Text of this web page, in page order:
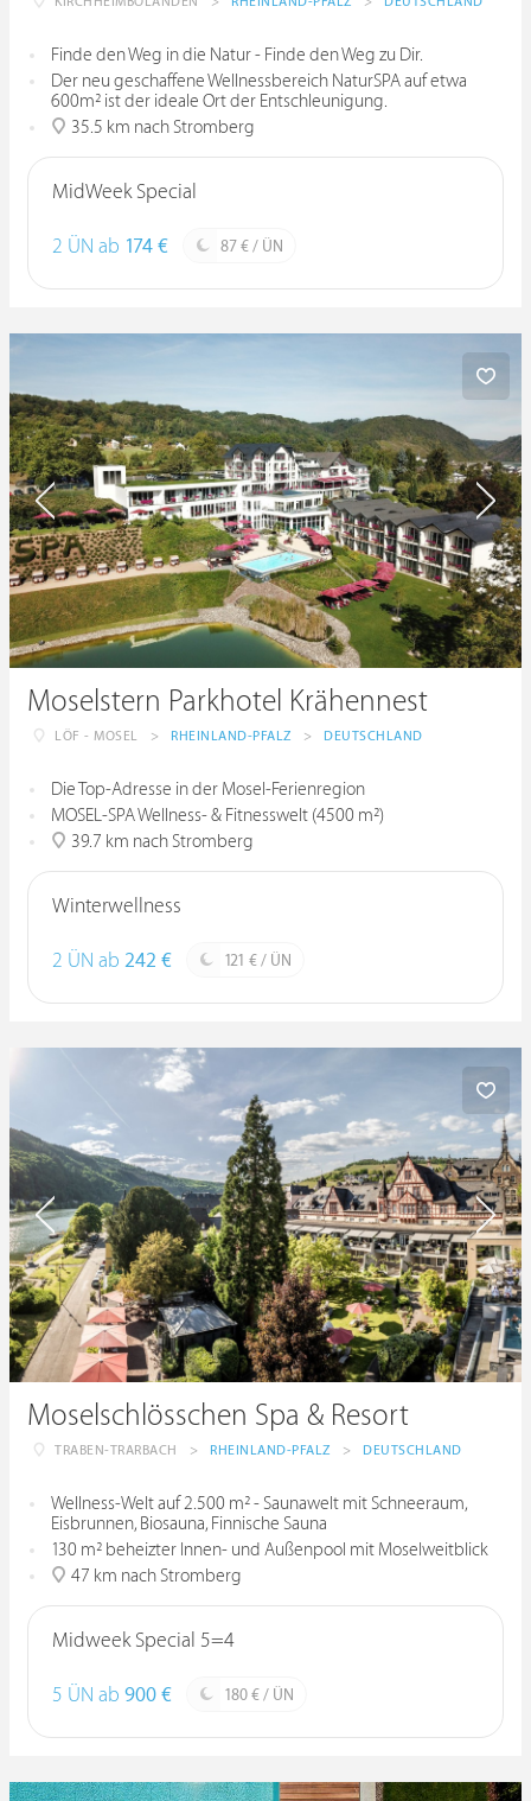
Finde den Weg in die Natur - Finde den Weg zu Dir.
Der neu geschaffene Wellnessbereich NaturSPA auf etwa
600m² ist der ideale Ort der Entschleunigung.
35.5 km nach Stromberg
MidWeek Special
2 ÜN ab 174 € 87 € / ÜN
Moselstern Parkhotel Krähennest
LÖF - MOSEL > RHEINLAND-PFALZ > DEUTSCHLAND
Die Top-Adresse in der Mosel-Ferienregion
MOSEL-SPA Wellness- & Fitnesswelt (4500 m²)
39.7 km nach Stromberg
Winterwellness
2 ÜN ab 242 € 121 € / ÜN
Moselschlösschen Spa & Resort
TRABEN-TRARBACH > RHEINLAND-PFALZ > DEUTSCHLAND
Wellness-Welt auf 2.500 m² - Saunawelt mit Schneeraum,
Eisbrunnen, Biosauna, Finnische Sauna
130 m² beheizter Innen- und Außenpool mit Moselweitblick
47 km nach Stromberg
Midweek Special 5=4
5 ÜN ab 900 € 180 € / ÜN